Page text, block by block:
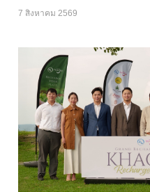
7 สิงหาคม 2569